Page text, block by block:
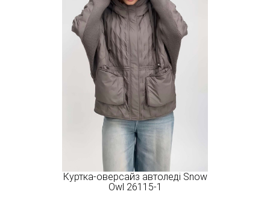
Куртка-оверсайз автоледі Snow
Owl 26115-1